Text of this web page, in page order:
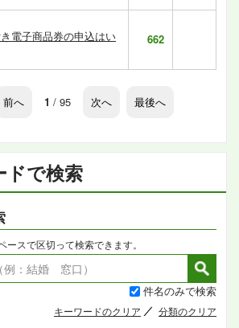
ドで検索
スで区切って検索できます。
件名のみで検索
キーワードのクリア 分類のクリア
電子商品券の申込はい
662
前へ 1 / 95 次へ 最後へ